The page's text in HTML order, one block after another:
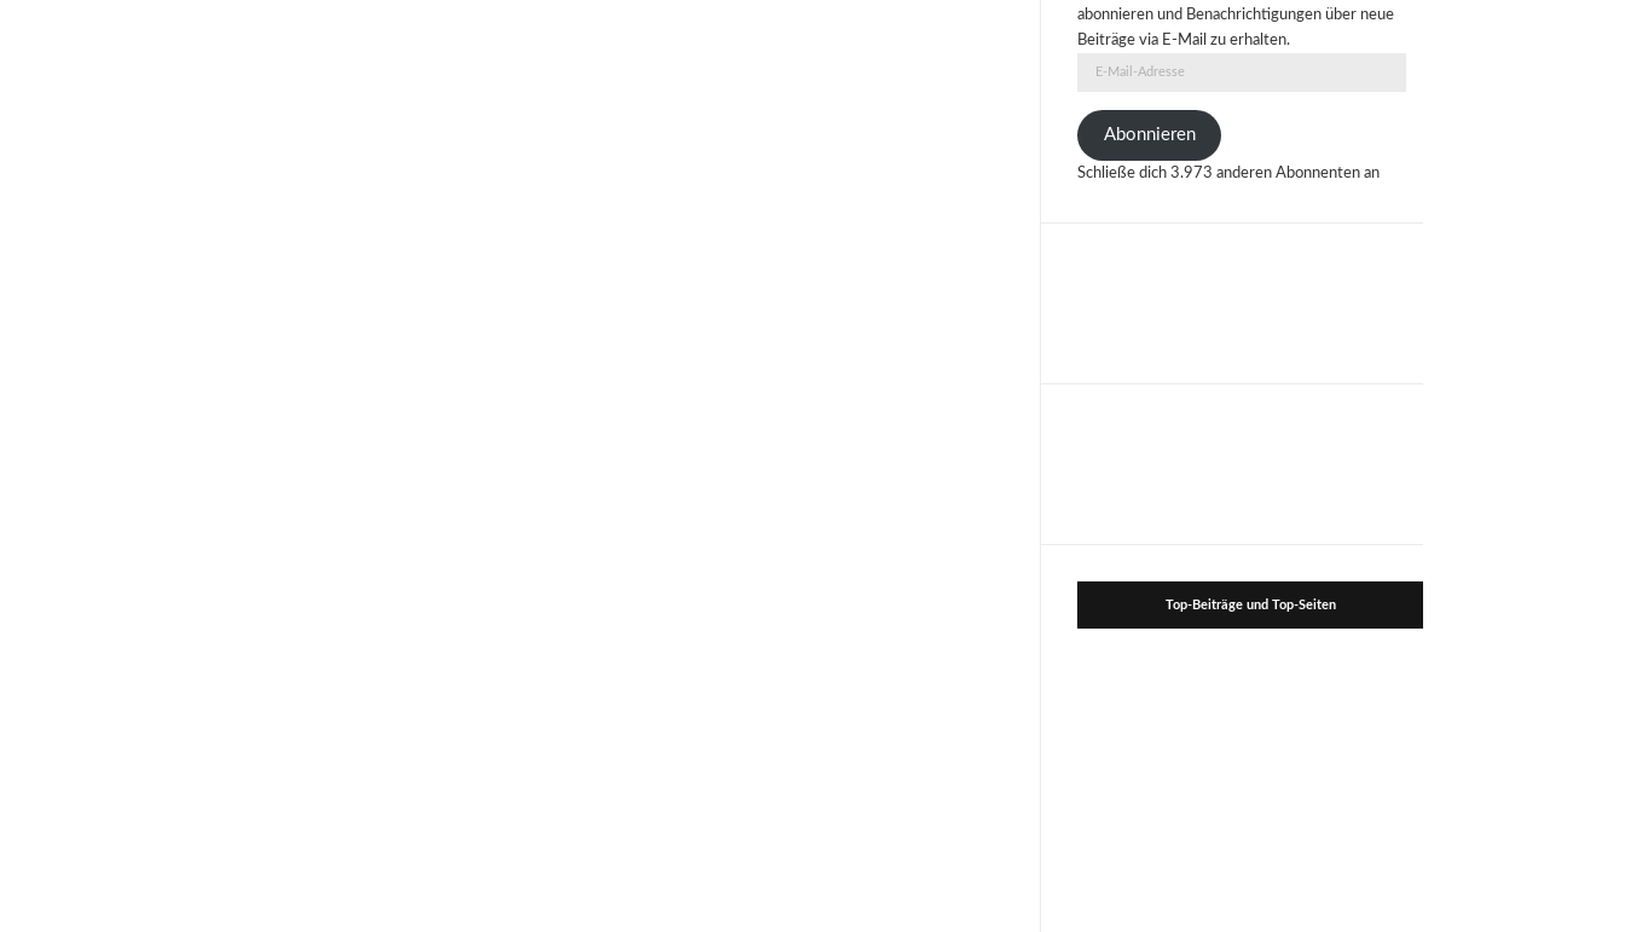
abonnieren und Benachrichtigungen über neue
Beiträge via E-Mail zu erhalten.
Adresse
Abonnieren
Schließe dich 3.973 anderen Abonnenten an
Top-Beiträge und Top-Seiten